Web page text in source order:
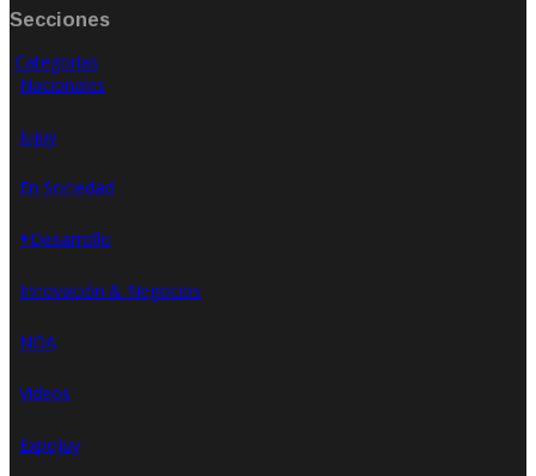
Secciones
Categorías
Nacionales
Jujuy
En Sociedad
+Desarrollo
Innovación & Negocios
NOA
Videos
ExpoJuy